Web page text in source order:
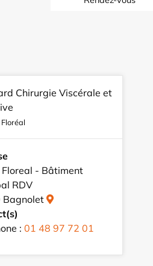
Chirurgie Viscérale et
- Bâtiment
RDV
: 01 48 97 72 01